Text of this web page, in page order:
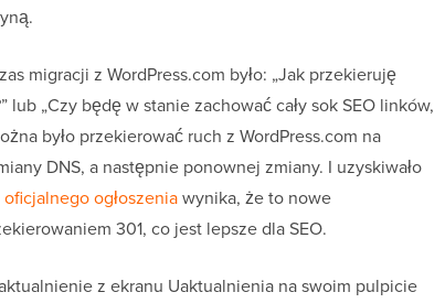
migracji z WordPress.com było: „Jak przekieruję
„Czy będę w stanie zachować cały sok SEO linków,
było przekierować ruch z WordPress.com na
DNS, a następnie ponownej zmiany. I uzyskiwało
oficjalnego ogłoszeniawynika, że to nowe
301, co jest lepsze dla SEO.
z ekranu Uaktualnienia na swoim pulpicie